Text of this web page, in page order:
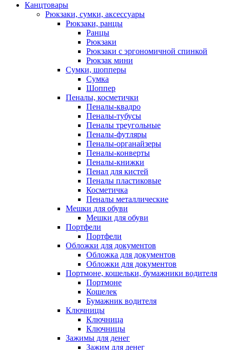
Канцтовары
Рюкзаки, сумки, аксессуары
Рюкзаки, ранцы
Ранцы
Рюкзаки
Рюкзаки с эргономичной спинкой
Рюкзак мини
Сумки, шопперы
Сумка
Шоппер
Пеналы, косметички
Пеналы-квадро
Пеналы-тубусы
Пеналы треугольные
Пеналы-футляры
Пеналы-органайзеры
Пеналы-конверты
Пеналы-книжки
Пенал для кистей
Пеналы пластиковые
Косметичка
Пеналы металлические
Мешки для обуви
Мешки для обуви
Портфели
Портфели
Обложки для документов
Обложка для документов
Обложки для документов
Портмоне, кошельки, бумажники водителя
Портмоне
Кошелек
Бумажник водителя
Ключницы
Ключница
Ключницы
Зажимы для денег
Зажим для денег